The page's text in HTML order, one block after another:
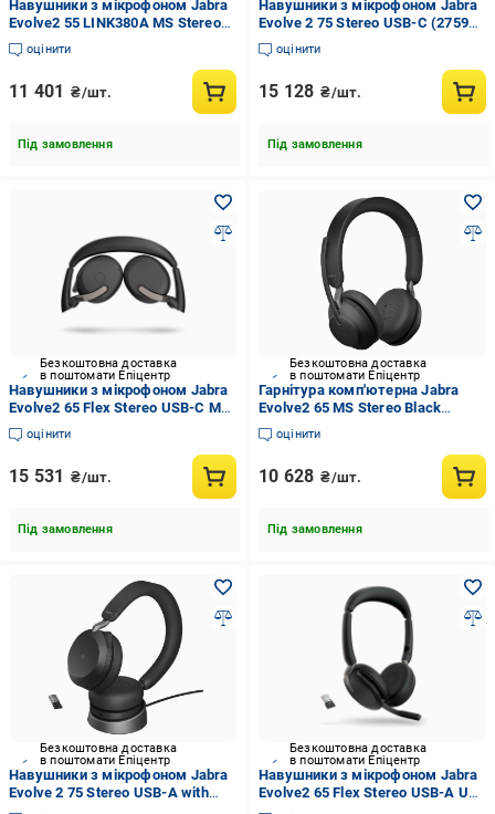
Навушники з мікрофоном Jabra
Evolve2 55 LINK380A MS Stereo
(25599-999-989)
оцінити
11 401 ₴/шт.
Під замовлення
Навушники з мікрофоном Jabra
Evolve 2 75 Stereo USB-C (27599-
999-899)
оцінити
15 128 ₴/шт.
Під замовлення
Безкоштовна доставка
в поштомати Епіцентр
Навушники з мікрофоном Jabra
Evolve2 65 Flex Stereo USB-C MS
WLC (26699-999-889)
оцінити
15 531 ₴/шт.
Під замовлення
Безкоштовна доставка
в поштомати Епіцентр
Гарнітура комп'ютерна Jabra
Evolve2 65 MS Stereo Black
(26599-989-999)
оцінити
10 628 ₴/шт.
Під замовлення
Безкоштовна доставка
в поштомати Епіцентр
Навушники з мікрофоном Jabra
Evolve 2 75 Stereo USB-A with
Charging Stand (27599-999-989)
Безкоштовна доставка
в поштомати Епіцентр
Навушники з мікрофоном Jabra
Evolve2 65 Flex Stereo USB-A UC
(26699-989-999)